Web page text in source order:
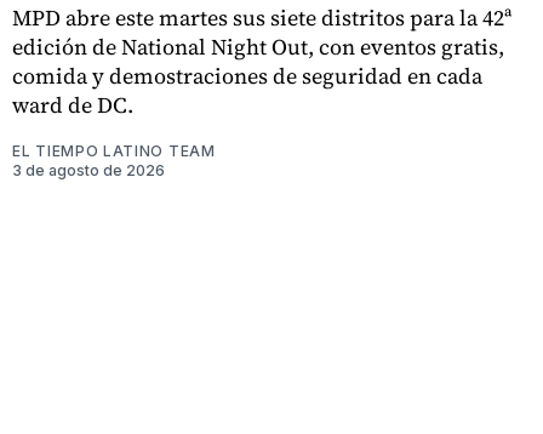
MPD abre este martes sus siete distritos para la 42ª
edición de National Night Out, con eventos gratis,
comida y demostraciones de seguridad en cada
ward de DC.
EL TIEMPO LATINO TEAM
3 de agosto de 2026